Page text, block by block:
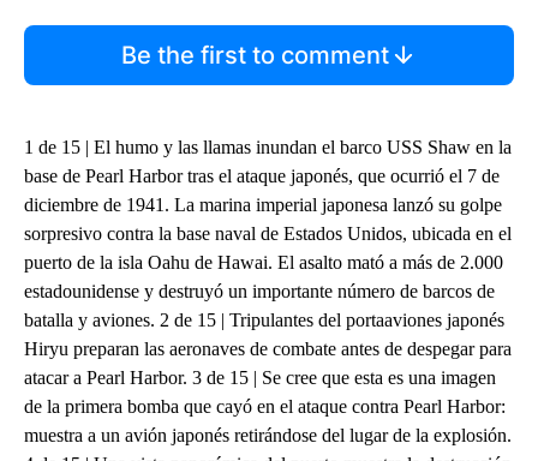
Be the first to comment
1 de 15 | El humo y las llamas inundan el barco USS Shaw en la
base de Pearl Harbor tras el ataque japonés, que ocurrió el 7 de
diciembre de 1941. La marina imperial japonesa lanzó su golpe
sorpresivo contra la base naval de Estados Unidos, ubicada en el
puerto de la isla Oahu de Hawai. El asalto mató a más de 2.000
estadounidense y destruyó un importante número de barcos de
batalla y aviones. 2 de 15 | Tripulantes del portaaviones japonés
Hiryu preparan las aeronaves de combate antes de despegar para
atacar a Pearl Harbor. 3 de 15 | Se cree que esta es una imagen
de la primera bomba que cayó en el ataque contra Pearl Harbor:
muestra a un avión japonés retirándose del lugar de la explosión.